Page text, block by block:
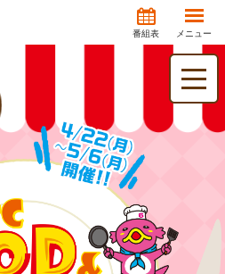
番組表 メニュー
toggle